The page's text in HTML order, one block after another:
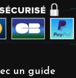
un guide